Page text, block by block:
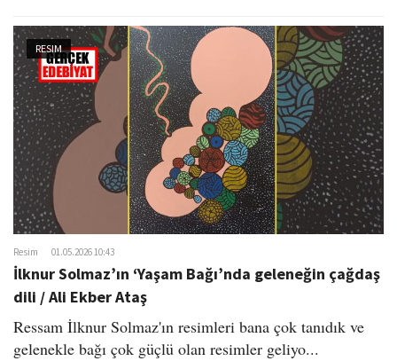
RESIM
Resim 01.05.2026 10:43
İlknur Solmaz’ın ‘Yaşam Bağı’nda geleneğin çağdaş
dili / Ali Ekber Ataş
​Ressam İlknur Solmaz'ın resimleri bana çok tanıdık ve
gelenekle bağı çok güçlü olan resimler geliyo...